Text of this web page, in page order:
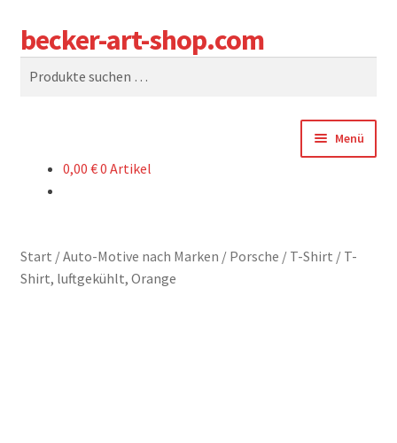
Zur
Navigation
springen
Zum
Inhalt
springen
becker-art-shop.com
Suchen
Menü
KASSE
0,00 €0 Artikel
Start /Auto-Motive nach Marken / Porsche / T-Shirt / T-
Shirt, luftgekühlt, Orange